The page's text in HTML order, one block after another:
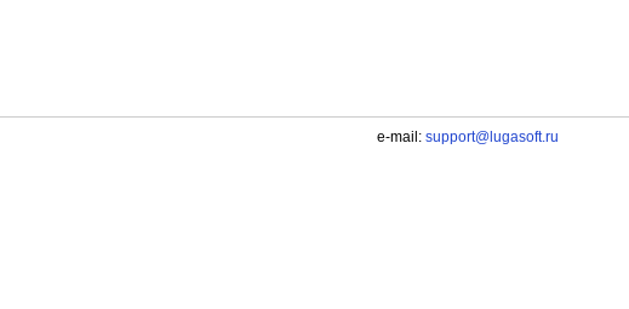
e-mail: support@lugasoft.ru